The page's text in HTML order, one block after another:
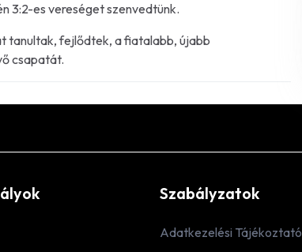
3:2-es vereséget szenvedtünk.
tanultak, fejlődtek, a fiatalabb, újabb
csapatát.
Szabályzatok
Adatkezelési Tájékoztató